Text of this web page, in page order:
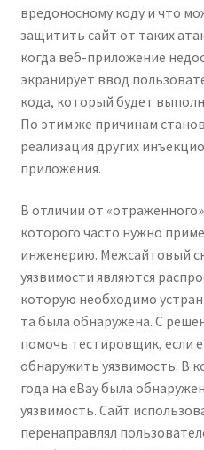
вредоносному коду и что
защитить сайт от таких
когда веб-приложение
экранирует ввод
кода, который будет
По этим же причинам
реализация других
приложения.
В отличии от
которого часто нужно
инженерию. Межсайтовый
уязвимости являются
которую необходимо
та была обнаружена. С
помочь тестировщик, если
обнаружить уязвимость. В
года на eBay была
уязвимость. Сайт
перенаправлял